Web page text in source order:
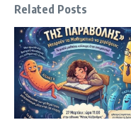
Related Posts